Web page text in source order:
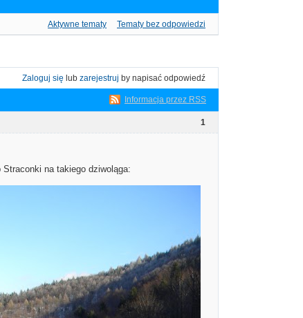
Aktywne tematy Tematy bez odpowiedzi
Zaloguj się lub zarejestruj by napisać odpowiedź
Informacja przez RSS
1
na takiego dziwoląga: